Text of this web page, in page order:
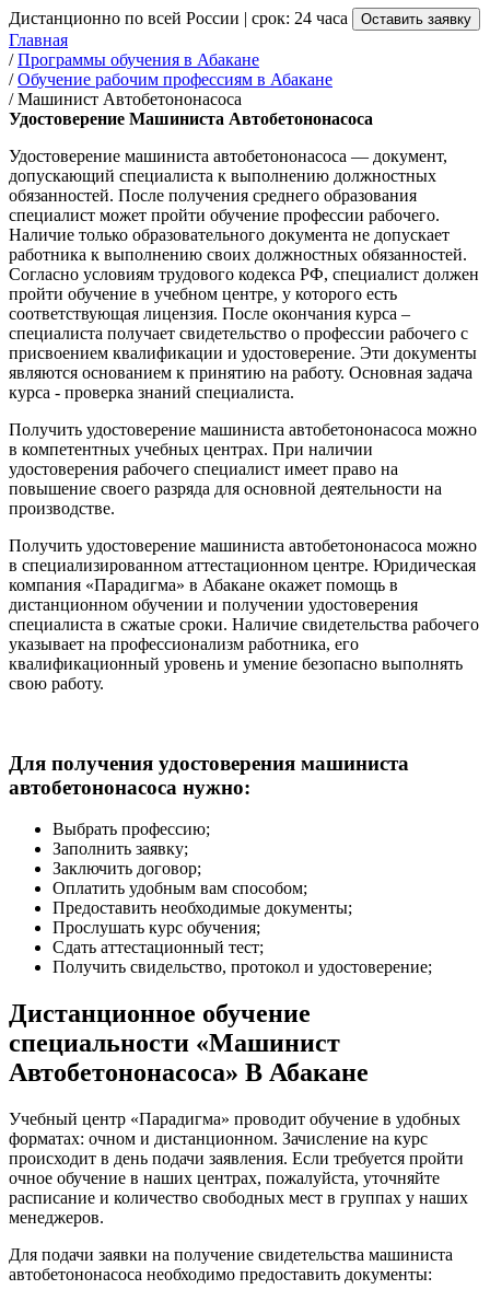
Дистанционно по всей России | срок: 24 часа Оставить заявку
Главная
/Программы обучения в Абакане
/Обучение рабочим профессиям в Абакане
/Машинист Автобетононасоса
Удостоверение Машиниста Автобетононасоса
Удостоверение машиниста автобетононасоса — документ,
допускающий специалиста к выполнению должностных
обязанностей. После получения среднего образования
специалист может пройти обучение профессии рабочего.
Наличие только образовательного документа не допускает
работника к выполнению своих должностных обязанностей.
Согласно условиям трудового кодекса РФ, специалист должен
пройти обучение в учебном центре, у которого есть
соответствующая лицензия. После окончания курса –
специалиста получает свидетельство о профессии рабочего с
присвоением квалификации и удостоверение. Эти документы
являются основанием к принятию на работу. Основная задача
курса - проверка знаний специалиста.
Получить удостоверение машиниста автобетононасоса можно
в компетентных учебных центрах. При наличии
удостоверения рабочего специалист имеет право на
повышение своего разряда для основной деятельности на
производстве.
Получить удостоверение машиниста автобетононасоса можно
в специализированном аттестационном центре. Юридическая
компания «Парадигма» в Абакане окажет помощь в
дистанционном обучении и получении удостоверения
специалиста в сжатые сроки. Наличие свидетельства рабочего
указывает на профессионализм работника, его
квалификационный уровень и умение безопасно выполнять
свою работу.
Для получения удостоверения машиниста
автобетононасоса нужно:
Выбрать профессию;
Заполнить заявку;
Заключить договор;
Оплатить удобным вам способом;
Предоставить необходимые документы;
Прослушать курс обучения;
Сдать аттестационный тест;
Получить свидельство, протокол и удостоверение;
Дистанционное обучение
специальности «Машинист
Автобетононасоса» В Абакане
Учебный центр «Парадигма» проводит обучение в удобных
форматах: очном и дистанционном. Зачисление на курс
происходит в день подачи заявления. Если требуется пройти
очное обучение в наших центрах, пожалуйста, уточняйте
расписание и количество свободных мест в группах у наших
менеджеров.
Для подачи заявки на получение свидетельства машиниста
автобетононасоса необходимо предоставить документы: